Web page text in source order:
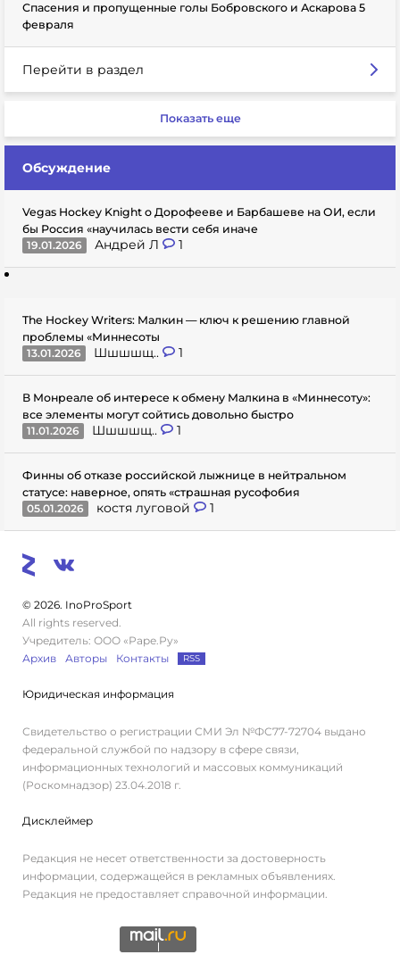
Спасения и пропущенные голы Бобровского и Аскарова 5
февраля
Перейти в раздел
Показать еще
Обсуждение
Vegas Hockey Knight о Дорофееве и Барбашеве на ОИ, если
бы Россия «научилась вести себя иначе
19.01.2026
Андрей Л 1
The Hockey Writers: Малкин — ключ к решению главной
проблемы «Миннесоты
13.01.2026
Шшшшщ.. 1
В Монреале об интересе к обмену Малкина в «Миннесоту»:
все элементы могут сойтись довольно быстро
11.01.2026
Шшшшщ.. 1
Финны об отказе российской лыжнице в нейтральном
статусе: наверное, опять «страшная русофобия
05.01.2026
костя луговой 1
© 2026. InoProSport
All rights reserved.
Учредитель: ООО «Раре.Ру»
Архив
Авторы Контакты RSS
Юридическая информация
Свидетельство о регистрации СМИ Эл №ФС77-72704 выдано
федеральной службой по надзору в сфере связи,
информационных технологий и массовых коммуникаций
(Роскомнадзор) 23.04.2018 г.
Дисклеймер
Редакция не несет ответственности за достоверность
информации, содержащейся в рекламных объявлениях.
Редакция не предоставляет справочной информации.